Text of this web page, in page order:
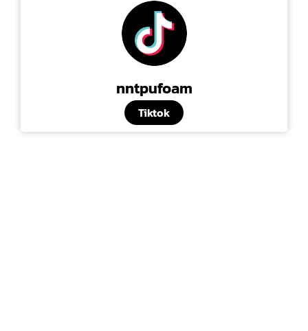
nntpufoam
Tiktok